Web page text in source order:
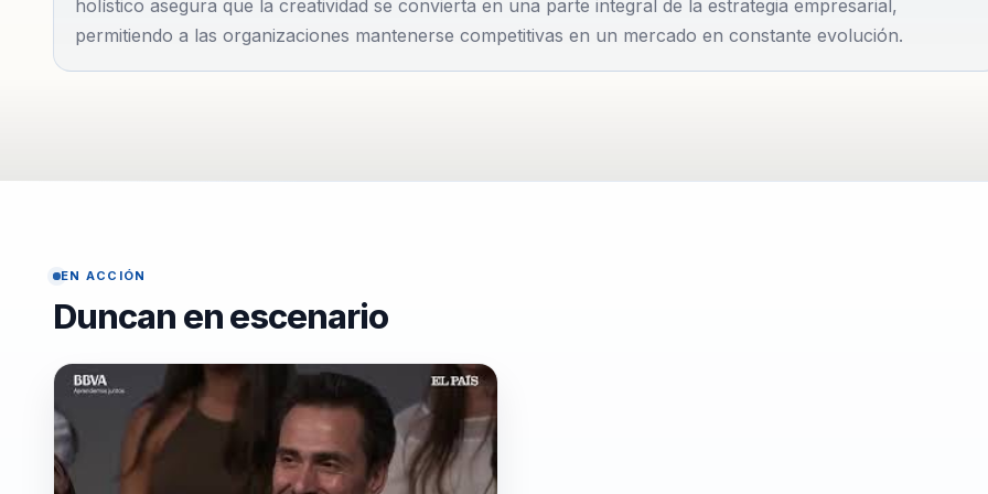
desafíos complejos en oportunidades de crecimiento. Su metodología pr...
holístico asegura que la creatividad se convierta en una parte integral de la estrategia empresarial,
permitiendo a las organizaciones mantenerse competitivas en un mercado en constante evolución.
EN ACCIÓN
Duncan en escenario